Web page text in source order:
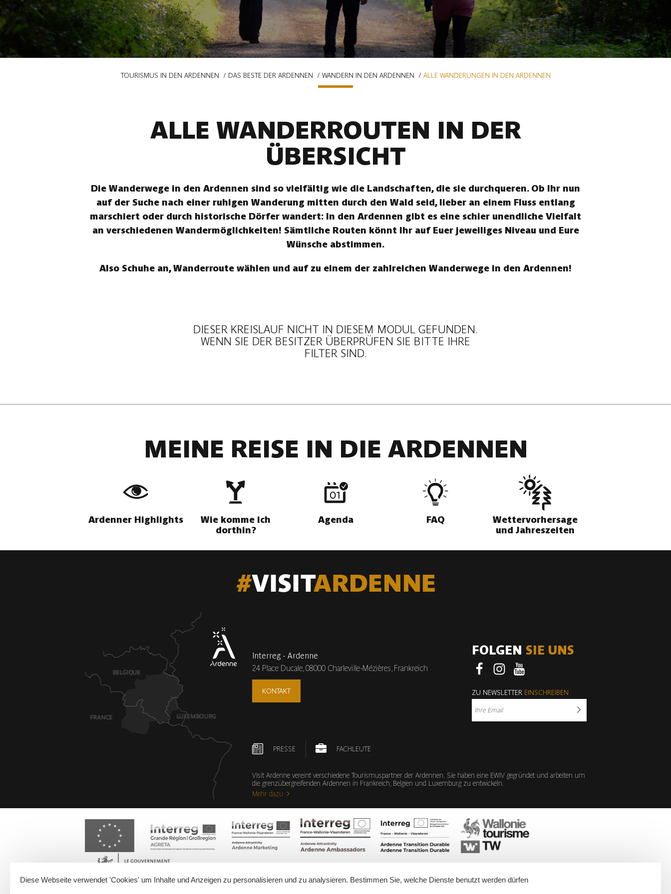
TOURISMUS IN DEN ARDENNEN DAS BESTE DER ARDENNEN WANDERN IN DEN ARDENNEN ALLE WANDERUNGEN IN DEN ARDENNEN
ALLE WANDERROUTEN IN DER
ÜBERSICHT
Die Wanderwege in den Ardennen sind so vielfältig wie die Landschaften, die sie durchqueren. Ob Ihr nun
auf der Suche nach einer ruhigen Wanderung mitten durch den Wald seid, lieber an einem Fluss entlang
marschiert oder durch historische Dörfer wandert: In den Ardennen gibt es eine schier unendliche Vielfalt
an verschiedenen Wandermöglichkeiten! Sämtliche Routen könnt Ihr auf Euer jeweiliges Niveau und Eure
Wünsche abstimmen.
Also Schuhe an, Wanderroute wählen und auf zu einem der zahlreichen Wanderwege in den Ardennen!
DIESER KREISLAUF NICHT IN DIESEM MODUL GEFUNDEN.
WENN SIE DER BESITZER ÜBERPRÜFEN SIE BITTE IHRE
FILTER SIND.
MEINE REISE IN DIE ARDENNEN
Ardenner Highlights
Wie komme ich
dorthin?
Agenda FAQ
Wettervorhersage
und Jahreszeiten
Interreg - Ardenne
24 Place Ducale,08000 Charleville-Mézières, Frankreich
KONTAKT
FOLGEN SIE UNS
ZU NEWSLETTER EINSCHREIBEN
PRESSE FACHLEUTE
Visit Ardenne vereint verschiedene Tourismuspartner der Ardennen. Sie haben eine EWIV gegründet und arbeiten um
die grenzübergreifenden Ardennen in Frankreich, Belgien und Luxemburg zu entwickeln.
Mehr dazu
Diese Webseite verwendet 'Cookies' um Inhalte und Anzeigen zu personalisieren und zu analysieren. Bestimmen Sie, welche Dienste benutzt werden dürfen